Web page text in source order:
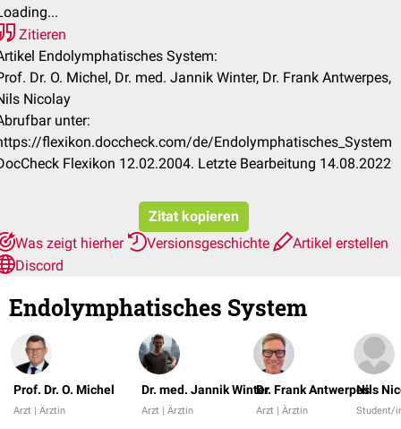
Zitieren
Endolymphatisches System:
Dr. O. Michel, Dr. med. Jannik Winter, Dr. Frank Antwerpes,
Nicolay
unter:
flexikon.doccheck.com/de/Endolymphatisches_System
Flexikon 12.02.2004. Letzte Bearbeitung 14.08.2022
Zitat kopieren
Was zeigt hierher
Versionsgeschichte
Artikel erstellen
Discord
Endolymphatisches System
Prof. Dr. O. Michel
Arzt | Ärztin
Dr. med. Jannik Winter
Arzt | Ärztin
Dr. Frank Antwerpes
Arzt | Ärztin
Nils
Student/